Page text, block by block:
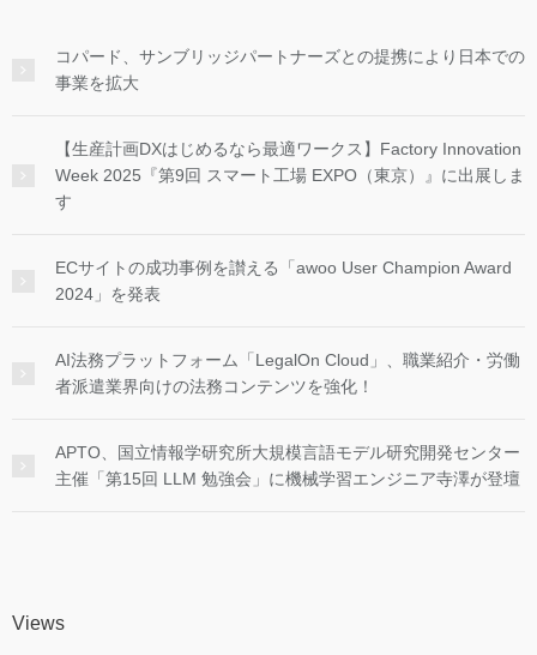
コパード、サンブリッジパートナーズとの提携により日本での
事業を拡大
【生産計画DXはじめるなら最適ワークス】Factory Innovation
Week 2025『第9回 スマート工場 EXPO（東京）』に出展しま
す
ECサイトの成功事例を讃える「awoo User Champion Award
2024」を発表
AI法務プラットフォーム「LegalOn Cloud」、職業紹介・労働
者派遣業界向けの法務コンテンツを強化！
APTO、国立情報学研究所大規模言語モデル研究開発センター
主催「第15回 LLM 勉強会」に機械学習エンジニア寺澤が登壇
Views